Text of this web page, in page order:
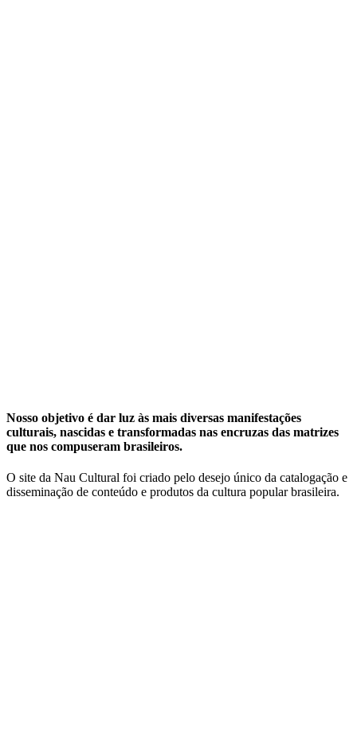
Nosso objetivo é dar luz às mais diversas manifestações
culturais, nascidas e transformadas nas encruzas das matrizes
que nos compuseram brasileiros.
O site da Nau Cultural foi criado pelo desejo único da catalogação e
disseminação de conteúdo e produtos da cultura popular brasileira.